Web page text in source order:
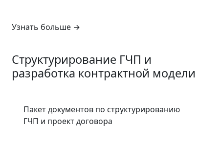
Узнать больше →
Структурирование ГЧП и
разработка контрактной модели
Пакет документов по структурированию
ГЧП и проект договора